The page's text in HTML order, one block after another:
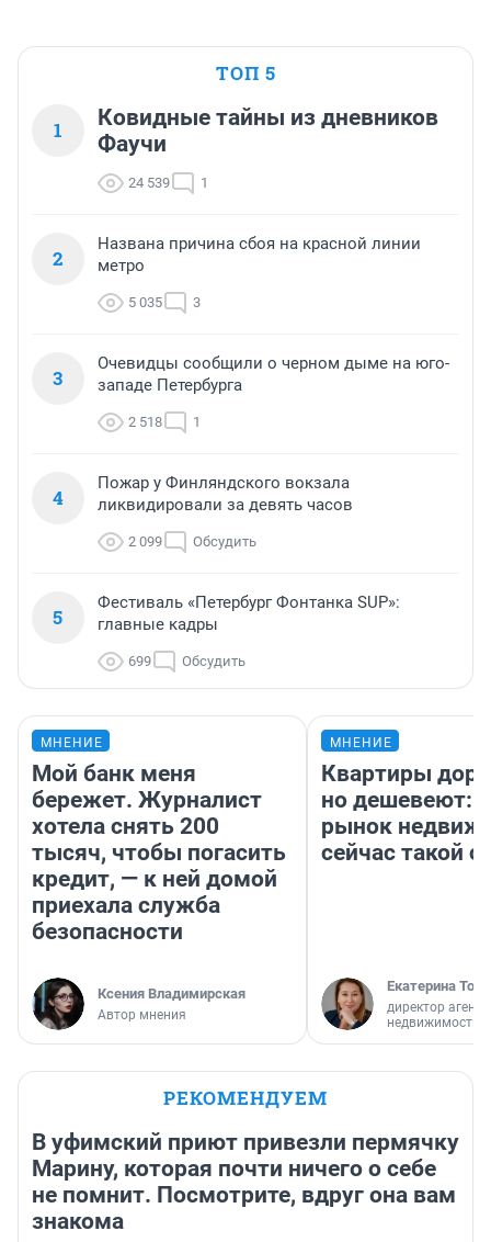
ТОП 5
1
Ковидные тайны из дневников
Фаучи
24 539 1
2
Названа причина сбоя на красной линии
метро
5 035 3
3
Очевидцы сообщили о черном дыме на юго-
западе Петербурга
2 518 1
4
Пожар у Финляндского вокзала
ликвидировали за девять часов
2 099 Обсудить
5
Фестиваль «Петербург Фонтанка SUP»:
главные кадры
699 Обсудить
МНЕНИЕ
Мой банк меня
бережет. Журналист
хотела снять 200
тысяч, чтобы погасить
кредит, — к ней домой
приехала служба
безопасности
Ксения Владимирская
Автор мнения
МНЕНИЕ
Квартиры
но дешевеют:
рынок
сейчас такой
Екатерина
директор
недвижимости
РЕКОМЕНДУЕМ
В уфимский приют привезли пермячку
Марину, которая почти ничего о себе
не помнит. Посмотрите, вдруг она вам
знакома